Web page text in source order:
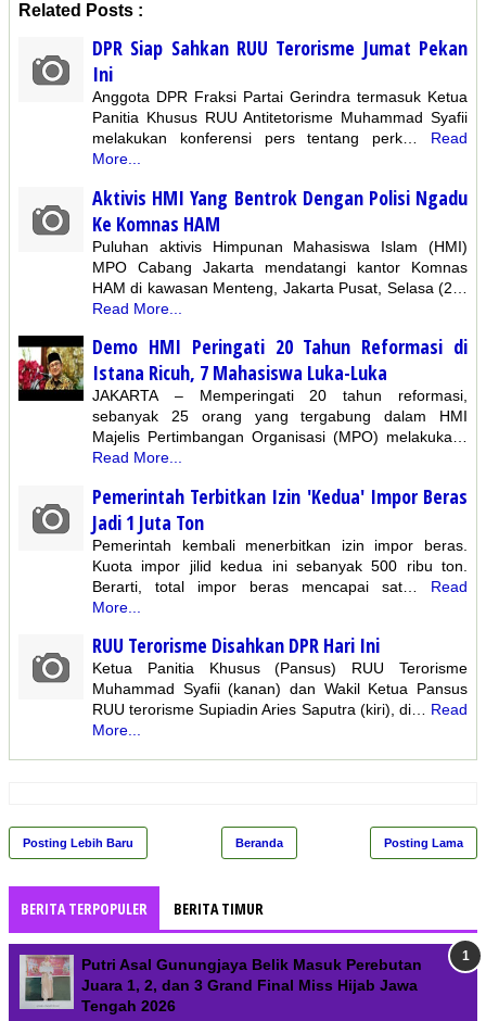
Related Posts :
DPR Siap Sahkan RUU Terorisme Jumat Pekan
Ini
Anggota DPR Fraksi Partai Gerindra termasuk Ketua
Panitia Khusus RUU Antitetorisme Muhammad Syafii
melakukan konferensi pers tentang perk…
Read
More...
Aktivis HMI Yang Bentrok Dengan Polisi Ngadu
Ke Komnas HAM
Puluhan aktivis Himpunan Mahasiswa Islam (HMI)
MPO Cabang Jakarta mendatangi kantor Komnas
HAM di kawasan Menteng, Jakarta Pusat, Selasa (2…
Read More...
Demo HMI Peringati 20 Tahun Reformasi di
Istana Ricuh, 7 Mahasiswa Luka-Luka
JAKARTA – Memperingati 20 tahun reformasi,
sebanyak 25 orang yang tergabung dalam HMI
Majelis Pertimbangan Organisasi (MPO) melakuka…
Read More...
Pemerintah Terbitkan Izin 'Kedua' Impor Beras
Jadi 1 Juta Ton
Pemerintah kembali menerbitkan izin impor beras.
Kuota impor jilid kedua ini sebanyak 500 ribu ton.
Berarti, total impor beras mencapai sat…
Read
More...
RUU Terorisme Disahkan DPR Hari Ini
Ketua Panitia Khusus (Pansus) RUU Terorisme
Muhammad Syafii (kanan) dan Wakil Ketua Pansus
RUU terorisme Supiadin Aries Saputra (kiri), di… Read
More...
Posting Lebih Baru Posting Lama
Beranda
BERITA TERPOPULER BERITA TIMUR
Putri Asal Gunungjaya Belik Masuk Perebutan
Juara 1, 2, dan 3 Grand Final Miss Hijab Jawa
Tengah 2026